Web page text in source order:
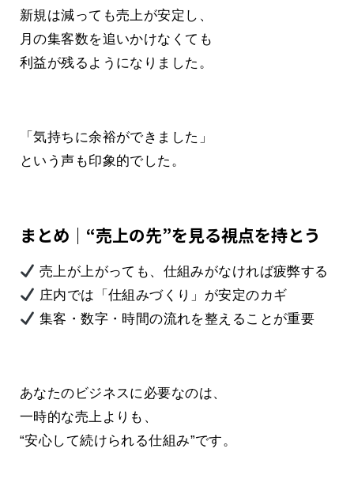
新規は減っても売上が安定し、
月の集客数を追いかけなくても
利益が残るようになりました。
「気持ちに余裕ができました」
という声も印象的でした。
まとめ｜“売上の先”を見る視点を持とう
売上が上がっても、仕組みがなければ疲弊する
庄内では「仕組みづくり」が安定のカギ
集客・数字・時間の流れを整えることが重要
あなたのビジネスに必要なのは、
一時的な売上よりも、
“安心して続けられる仕組み”です。